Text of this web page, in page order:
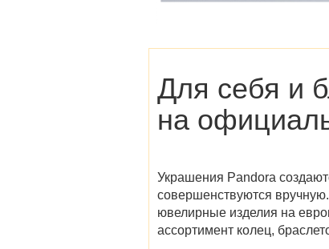
Для себя и
на
Украшения Pandora
совершенствуются
ювелирные изделия на
ассортимент колец,